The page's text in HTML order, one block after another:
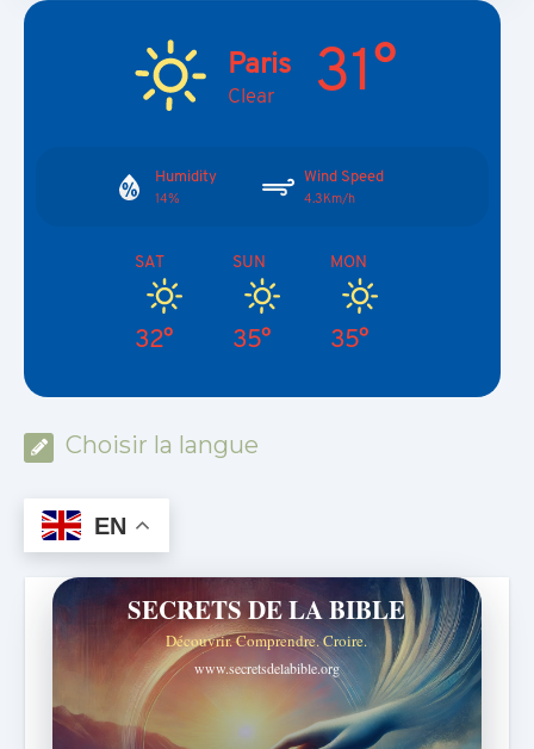
Paris
Clear 31°
Humidity
14%
Wind Speed
4.3Km/h
SAT
32°
SUN
35°
MON
35°
Choisir la langue
EN
SECRETS DE LA BIBLE
Découvrir. Comprendre. Croire.
www.secretsdelabible.org